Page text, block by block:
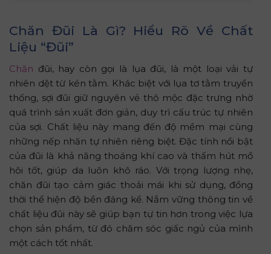
Chăn Đũi Là Gì? Hiểu Rõ Về Chất
Liệu “Đũi”
Chăn đũi, hay còn gọi là lụa đũi, là một loại vải tự
nhiên dệt từ kén tằm. Khác biệt với lụa tơ tằm truyền
thống, sợi đũi giữ nguyên vẻ thô mộc đặc trưng nhờ
quá trình sản xuất đơn giản, duy trì cấu trúc tự nhiên
của sợi. Chất liệu này mang đến độ mềm mại cùng
những nếp nhăn tự nhiên riêng biệt. Đặc tính nổi bật
của đũi là khả năng thoáng khí cao và thấm hút mồ
hôi tốt, giúp da luôn khô ráo. Với trọng lượng nhẹ,
chăn đũi tạo cảm giác thoải mái khi sử dụng, đồng
thời thể hiện độ bền đáng kể. Nắm vững thông tin về
chất liệu đũi này sẽ giúp bạn tự tin hơn trong việc lựa
chọn sản phẩm, từ đó chăm sóc giấc ngủ của mình
một cách tốt nhất.